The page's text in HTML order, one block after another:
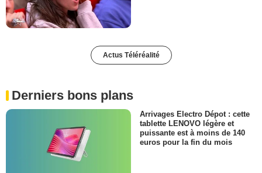
Actus Téléréalité
Derniers bons plans
Arrivages Electro Dépot : cette
tablette LENOVO légère et
puissante est à moins de 140
euros pour la fin du mois